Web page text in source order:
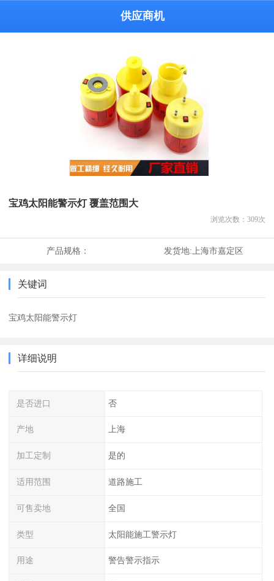
供应商机
宝鸡太阳能警示灯 覆盖范围大
浏览次数： 309次
产品规格： 发货地:上海市嘉定区
关键词
宝鸡太阳能警示灯
详细说明
是否进口 否
产地 上海
加工定制 是的
适用范围 道路施工
可售卖地 全国
类型 太阳能施工警示灯
用途 警告警示指示